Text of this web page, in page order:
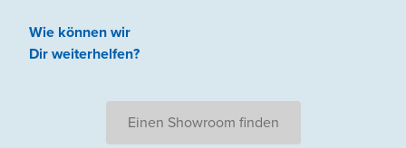
Wie können wir
Dir weiterhelfen?
Einen Showroom finden